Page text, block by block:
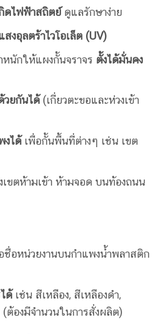
ดไฟฟ้าสถิตย์ดูแลรักษาง่าย
งอุลตร้าไวโอเล็ต (UV)
หนักให้แผงกั้นจราจร ตั้งได้มั่นคง
วยกันได้(เกี่ยวตะขอและห่วงเข้า
งได้เพื่อกั้นพื้นที่ต่างๆ เช่น เขต
ขตห้ามเข้า ห้ามจอด บนท้องถนน
อหน่วยงานบนกำแพงน้ำพลาสติก
ด้เช่น สีเหลือง, สีเหลืองดำ,
ต้องมีจำนวนในการสั่งผลิต)